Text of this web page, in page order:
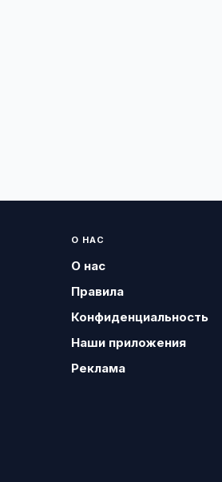
О НАС
О нас
Правила
Конфиденциальность
Наши приложения
Реклама